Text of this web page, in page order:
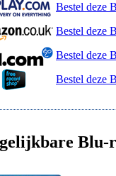
Bestel deze
Bestel deze
Bestel deze
Bestel deze
Blu-